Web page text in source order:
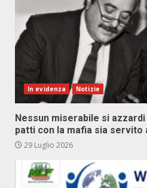
In evidenza Notizie
Nessun miserabile si
patti con la mafia sia
29 Luglio 2026